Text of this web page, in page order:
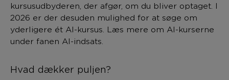
kursusudbyderen, der afgør, om du bliver optaget. I
2026 er der desuden mulighed for at søge om
yderligere ét AI-kursus. Læs mere om AI-kurserne
under fanen AI-indsats.
Hvad dækker puljen?